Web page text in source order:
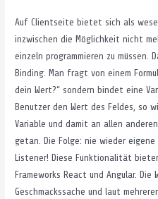
Auf Clientseite bietet sich als
inzwischen die Möglichkeit nicht
einzeln programmieren zu müssen.
Binding. Man fragt von einem
dein Wert?“ sondern bindet eine
Benutzer den Wert des Feldes, so
Variable und damit an allen
getan. Die Folge: nie wieder
Listener! Diese Funktionalität
Frameworks React und Angular.
Geschmackssache und laut